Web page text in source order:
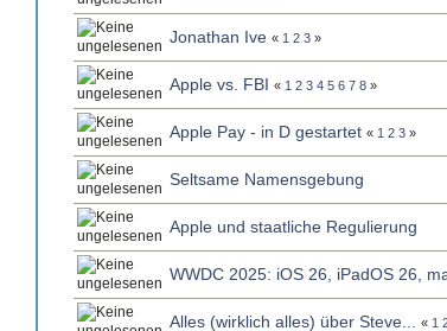
Jonathan Ive « 1 2 3 »
Apple vs. FBI « 1 2 3 4 5 6 7 8 »
Apple Pay - in D gestartet « 1 2 3 »
Seltsame Namensgebung
Apple und staatliche Regulierung
WWDC 2025: iOS 26, iPadOS 26,
Alles (wirklich alles) über Steve... « 1